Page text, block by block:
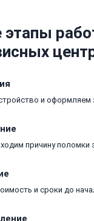
и оформляем
причину поломки
и сроки до